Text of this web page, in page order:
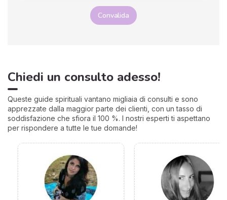
Convalida
Chiedi un consulto adesso!
Queste guide spirituali vantano migliaia di consulti e sono
apprezzate dalla maggior parte dei clienti, con un tasso di
soddisfazione che sfiora il 100 %. I nostri esperti ti aspettano
per rispondere a tutte le tue domande!